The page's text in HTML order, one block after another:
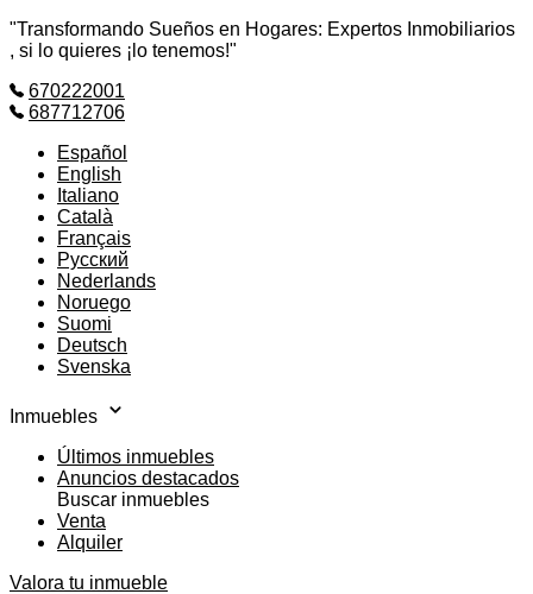
"Transformando Sueños en Hogares: Expertos Inmobiliarios
, si lo quieres ¡lo tenemos!"
670222001
687712706
Español
English
Italiano
Català
Français
Русский
Nederlands
Noruego
Suomi
Deutsch
Svenska
Inmuebles
Últimos inmuebles
Anuncios destacados
Buscar inmuebles
Venta
Alquiler
Valora tu inmueble